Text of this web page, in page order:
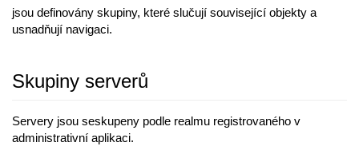
jsou definovány skupiny, které slučují související objekty a
usnadňují navigaci.
Skupiny serverů
Servery jsou seskupeny podle realmu registrovaného v
administrativní aplikaci.